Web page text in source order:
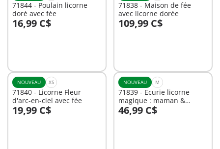
71844 - Poulain licorne
doré avec fée
16,99 C$
Au panier
71838 - Maison de fée
avec licorne dorée
109,99 C$
NOUVEAU XS
71840 - Licorne Fleur
d'arc-en-ciel avec fée
19,99 C$
NOUVEAU M
71839 - Ecurie licorne
magique : maman &
poulain
46,99 C$